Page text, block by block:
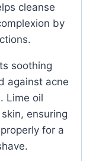
cleanse
by
soothing
against acne
Lime oil
ensuring
for a